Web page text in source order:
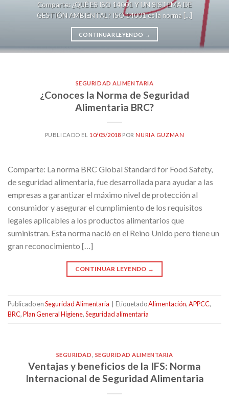
Comparte: ¿QUÉ ES ISO 14001 Y UN SISTEMA DE
GESTIÓN AMBIENTAL? ISO 14001 es la norma [...]
CONTINUAR LEYENDO →
SEGURIDAD ALIMENTARIA
¿Conoces la Norma de Seguridad
Alimentaria BRC?
PUBLICADO EL 10/05/2018 PORNURIA GUZMAN
Comparte: La norma BRC Global Standard for Food Safety,
de seguridad alimentaria, fue desarrollada para ayudar a las
empresas a garantizar el máximo nivel de protección al
consumidor y asegurar el cumplimiento de los requisitos
legales aplicables a los productos alimentarios que
suministran. Esta norma nació en el Reino Unido pero tiene un
gran reconocimiento […]
CONTINUAR LEYENDO →
Publicado enSeguridad Alimentaria EtiquetadoAlimentación,APPCC,
BRC,Plan General Higiene,Seguridad alimentaria
SEGURIDAD SEGURIDAD ALIMENTARIA
Ventajas y beneficios de la IFS: Norma
Internacional de Seguridad Alimentaria